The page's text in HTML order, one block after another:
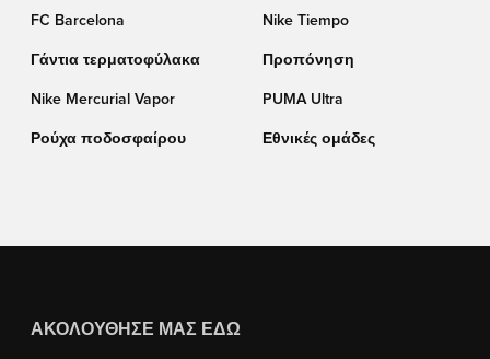
FC Barcelona
Nike Tiempo
Γάντια τερματοφύλακα Προπόνηση
Nike Mercurial Vapor PUMA Ultra
Ρούχα ποδοσφαίρου Εθνικές ομάδες
ΑΚΟΛΟΎΘΗΣΈ ΜΑΣ ΕΔΏ